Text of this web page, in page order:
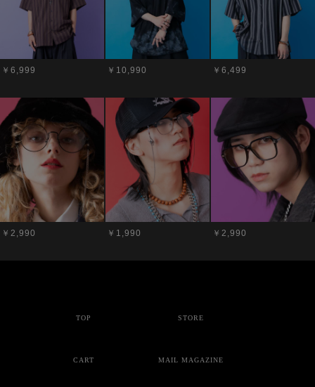
￥6,999 ￥10,990 ￥6,499
￥2,990 ￥1,990 ￥2,990
TOP STORE
CART MAIL MAGAZINE